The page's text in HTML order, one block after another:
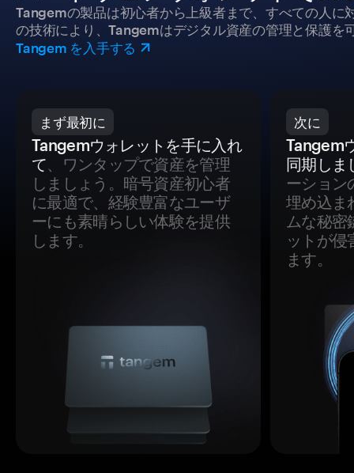
Tangemの製品は初心者から上級者まで、すべての人に
の技術により、Tangemはデジタル資産の管理と保護を
Tangem を入手する
まず最初に
Tangemウォレットを手に入れ
て、ワンタップで資産を管理
しましょう。暗号資産初心者
に最適で、経験豊富なユーザ
ーにも素晴らしい体験を提供
します。
次に
Tangem
同期しま
ーション
埋め込ま
ムな秘密
ットが侵
ます。